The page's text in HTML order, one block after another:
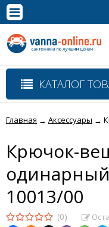
Полная версия сайта
КАТАЛОГ
Главная → Аксессуары →
Крючок-
10013/00
(0)